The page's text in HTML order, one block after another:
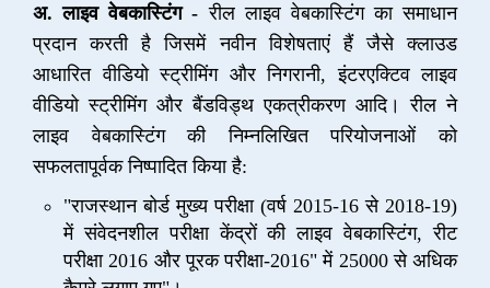
अ. लाइव वेबकास्टिंग - रील लाइव वेबकास्टिंग का समाधान
प्रदान करती है जिसमें नवीन विशेषताएं हैं जैसे क्लाउड
आधारित वीडियो स्ट्रीमिंग और निगरानी, इंटरएक्टिव लाइव
वीडियो स्ट्रीमिंग और बैंडविड्थ एकत्रीकरण आदि। रील ने
लाइव वेबकास्टिंग की निम्नलिखित परियोजनाओं को
सफलतापूर्वक निष्पादित किया है:
"राजस्थान बोर्ड मुख्य परीक्षा (वर्ष 2015-16 से 2018-19)
में संवेदनशील परीक्षा केंद्रों की लाइव वेबकास्टिंग, रीट
परीक्षा 2016 और पूरक परीक्षा-2016" में 25000 से अधिक